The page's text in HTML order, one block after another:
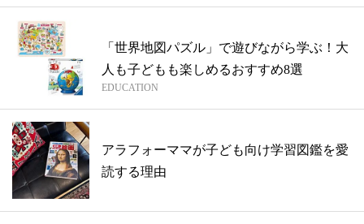
「世界地図パズル」で遊びながら学ぶ！大
人も子どもも楽しめるおすすめ8選
EDUCATION
アラフォーママが子ども向け学習図鑑を愛
読する理由